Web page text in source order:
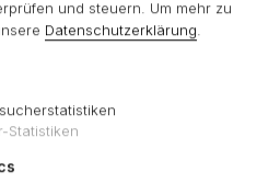
und steuern.
Um mehr zu
Datenschutzerklärung
Statistiken